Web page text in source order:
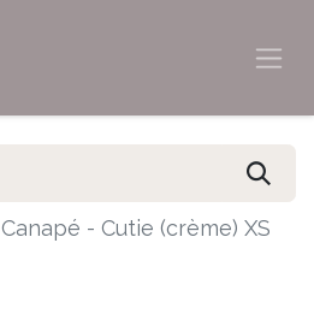
Canapé - Cutie (crème) XS